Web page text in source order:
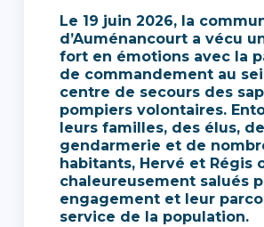
Le 19 juin 2026, la
d’Auménancourt a vécu
fort en émotions avec la
de commandement au
centre de secours des
pompiers volontaires.
leurs familles, des élus,
gendarmerie et de
habitants, Hervé et Régis
chaleureusement salués
engagement et leur
service de la population.